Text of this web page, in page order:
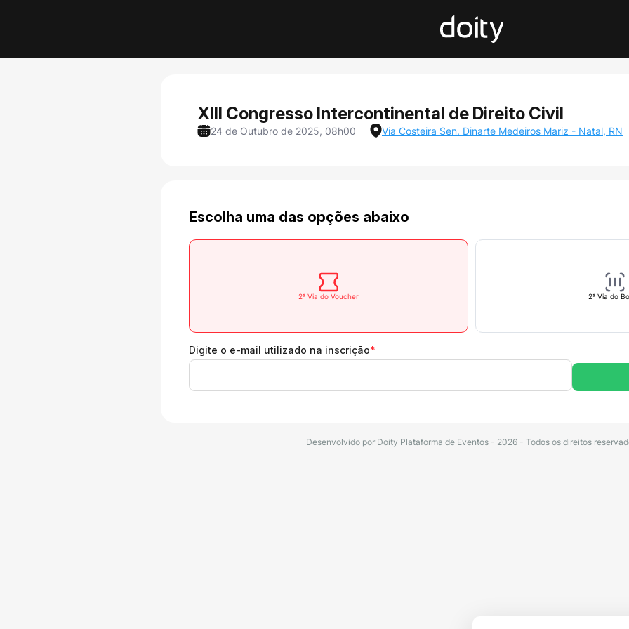
XIII Congresso Intercontinental de Direito Civil
24 de Outubro de 2025, 08h00 Via Costeira Sen. Dinarte Medeiros Mariz - Natal, RN
Escolha uma das opções abaixo
2ª Via do Voucher 2ª Via do
Digite o e-mail utilizado na inscrição*
Desenvolvido por Doity Plataforma de Eventos - 2026 - Todos os direitos